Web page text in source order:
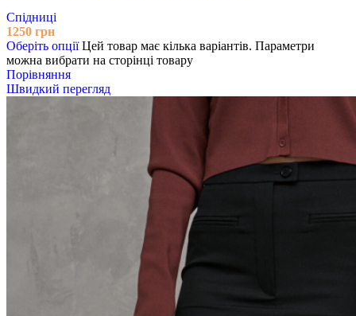
Спідниці
1250 грн
Оберіть опції Цей товар має кілька варіантів. Параметри
можна вибрати на сторінці товару
Порівняння
Швидкий перегляд